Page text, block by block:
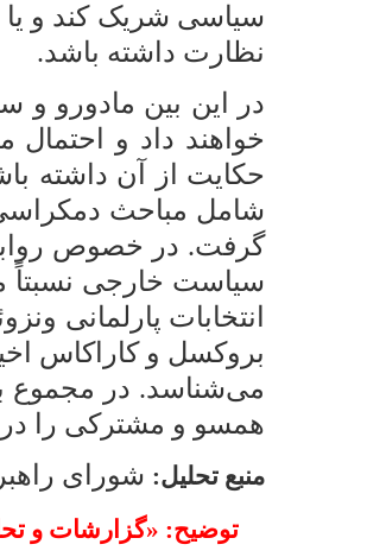
سیاسی شریک کند و یا
نظارت داشته باشد.
در این بین مادورو و
خواهند داد و
حکایت از آن داشته
شامل مباحث
گرفت. در خصوص روابط
سیاست خارجی نسبتاً
انتخابات پارلمانی
بروکسل و کاراکاس
می‌شناسد. در مجموع
همسو و مشترکی را در
منبع تحلیل: شورای
توضیح: «گزارشات و